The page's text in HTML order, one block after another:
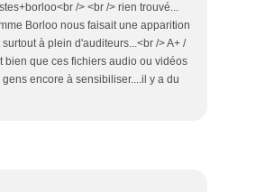
/> <br /> rien trouvé...
Borloo nous faisait une apparition
à plein d'auditeurs...<br /> A+ /
bien que ces fichiers audio ou vidéos
encore à sensibiliser....il y a du